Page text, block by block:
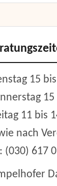
15
11 bis
nach
(030) 617